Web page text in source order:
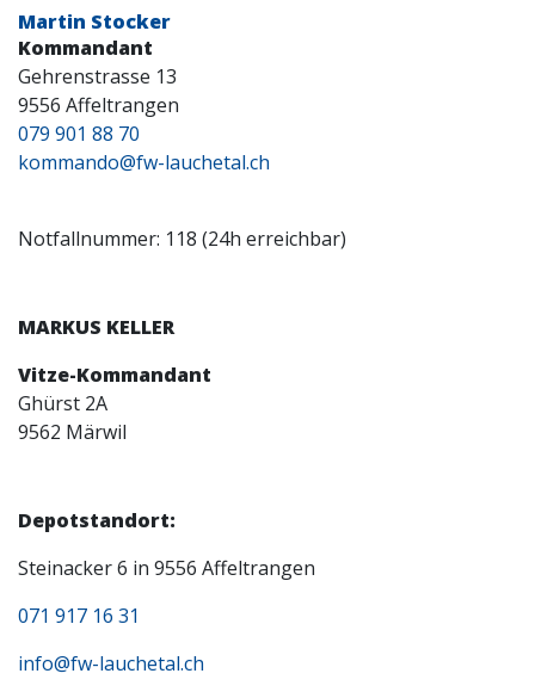
Martin Stocker
Kommandant
Gehrenstrasse 13
9556 Affeltrangen
079 901 88 70
kommando@fw-lauchetal.ch
Notfallnummer: 118 (24h erreichbar)
MARKUS KELLER
Vitze-Kommandant
Ghürst 2A
9562 Märwil
Depotstandort:
Steinacker 6 in 9556 Affeltrangen
071 917 16 31
info@fw-lauchetal.ch